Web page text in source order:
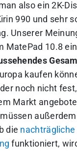
also ein 2K-
990 und sehr
Unserer
MatePad 10.8
kaufen
noch nicht
Markt
die
funktioniert,